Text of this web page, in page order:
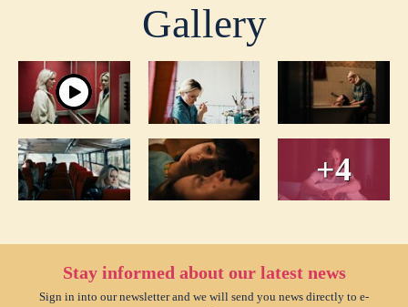
Gallery
+4
Stay informed about our latest news
Sign in into our newsletter and we will send you news directly to e-